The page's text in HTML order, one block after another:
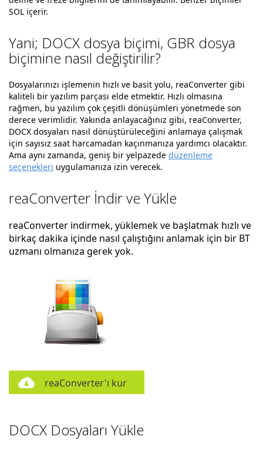
SOL içerir.
Yani; DOCX dosya biçimi, GBR dosya
biçimine nasıl değiştirilir?
Dosyalarınızı işlemenin hızlı ve basit yolu, reaConverter gibi
kaliteli bir yazılım parçası elde etmektir. Hızlı olmasına
rağmen, bu yazılım çok çeşitli dönüşümleri yönetmede son
derece verimlidir. Yakında anlayacağınız gibi, reaConverter,
DOCX dosyaları nasıl dönüştürüleceğini anlamaya çalışmak
için sayısız saat harcamadan kaçınmanıza yardımcı olacaktır.
Ama aynı zamanda, geniş bir yelpazede düzenleme
seçenekleri uygulamanıza izin verecek.
reaConverter İndir ve Yükle
reaConverter indirmek, yüklemek ve başlatmak hızlı ve
birkaç dakika içinde nasıl çalıştığını anlamak için bir BT
uzmanı olmanıza gerek yok.
reaConverter'ı kur
DOCX Dosyaları Yükle